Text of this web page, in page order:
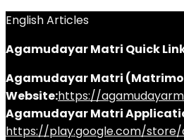
English Articles
Agamudayar Matri Quick
Agamudayar Matri
Website:https://
Agamudayar Matri
https://play.google.com/